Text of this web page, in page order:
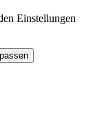
Einstellungen